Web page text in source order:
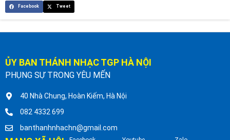
Facebook Tweet
ỦY BAN THÁNH NHẠC TGP HÀ NỘI
PHỤNG SỰ TRONG YÊU MẾN
40 Nhà Chung, Hoàn Kiếm, Hà Nội
082 4332 699
banthanhnhachn@gmail.com